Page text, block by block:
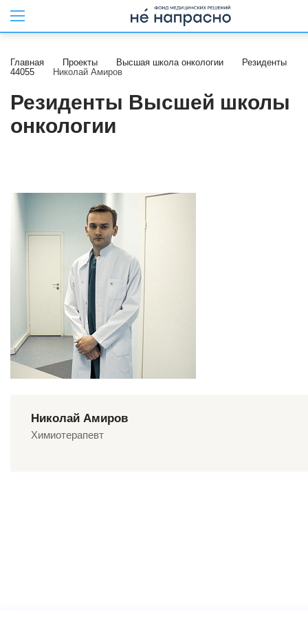
Главная Проекты Высшая школа онкологии
Резиденты
44055
Николай Амиров
Резиденты Высшей школы
онкологии
Николай Амиров
Химиотерапевт